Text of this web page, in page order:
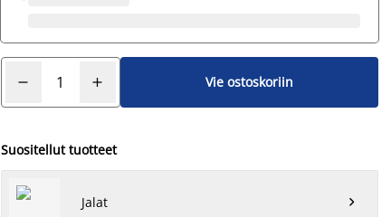
Vie ostoskoriin
Suositellut tuotteet
Jalat 